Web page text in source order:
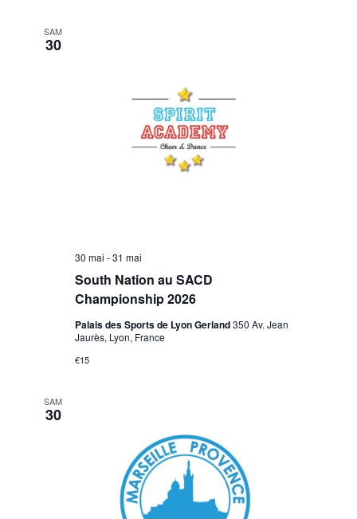
SAM
30
South Nation au SACD
Championship 2026
30 mai -31 mai
Palais des Sports de Lyon Gerland350 Av. Jean
Jaurès, Lyon, France
€15
SAM
30